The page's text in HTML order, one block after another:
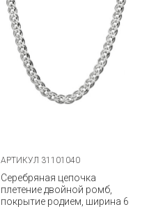
АРТИКУЛ 31101040
Серебряная цепочка
плетение двойной ромб,
покрытие родием, ширина 6